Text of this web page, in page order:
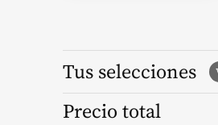
Tus selecciones
Precio total